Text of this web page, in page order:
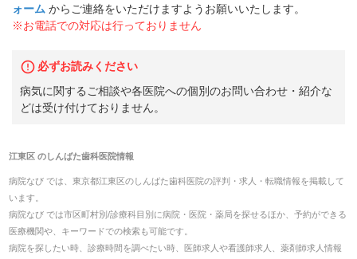
ォーム からご連絡をいただけますようお願いいたします。
※お電話での対応は行っておりません
必ずお読みください
病気に関するご相談や各医院への個別のお問い合わせ・紹介な
どは受け付けておりません。
江東区のしんばた歯科医院情報
病院なび では、 東京都江東区のしんばた歯科医院の評判・求人・転職情報を掲載して
います。
病院なび では市区町村別/診療科目別に病院・医院・薬局を探せるほか、予約ができる
医療機関や、キーワードでの検索も可能です。
病院を探したい時、診療時間を調べたい時、医師求人や看護師求人、薬剤師求人情報